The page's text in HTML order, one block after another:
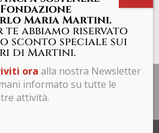
POLICY
97661190153 Tutti i diritti
Maria Martini.
te abbiamo riservato
sconto speciale sui
di Martini.
ora alla nostra Newsletter
informato su tutte le
attività.